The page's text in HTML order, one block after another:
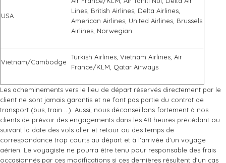
USA
Lines, British Airlines, Delta Airlines,
American Airlines, United Airlines, Brussels
Airlines, Norwegian
Vietnam/Cambodge
Turkish Airlines, Vietnam Airlines, Air
France/KLM, Qatar Airways
Les acheminements vers le lieu de départ réservés directement par le
client ne sont jamais garantis et ne font pas partie du contrat de
transport (bus, train …). Aussi, nous déconseillons fortement à nos
clients de prévoir des engagements dans les 48 heures précédant ou
suivant la date des vols aller et retour ou des temps de
correspondance trop courts au départ et à l’arrivée d’un voyage
aérien. Le voyagiste ne pourra être tenu pour responsable des frais
occasionnés par ces modifications si ces dernières résultent d’un cas